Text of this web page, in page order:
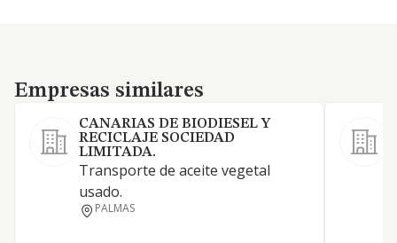
Empresas similares
Empresas similares
CANARIAS DE BIODIESEL Y
RECICLAJE SOCIEDAD
LIMITADA.
Transporte de aceite vegetal
usado.
PALMAS